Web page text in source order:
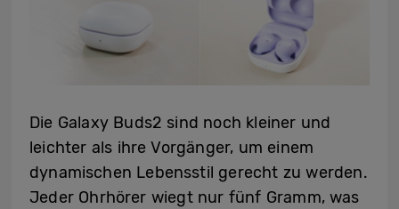
Die Galaxy Buds2 sind noch kleiner und
leichter als ihre Vorgänger, um einem
dynamischen Lebensstil gerecht zu werden.
Jeder Ohrhörer wiegt nur fünf Gramm, was